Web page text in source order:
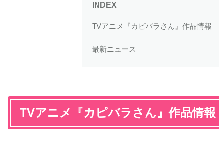
TVアニメ『カピバラさん』作品情報
最新ニュース
TVアニメ『カピバラさん』作品情報